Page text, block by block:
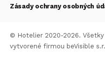
Zásady ochrany osobných
© Hotelier 2020-2026.
vytvorené firmou beVisible